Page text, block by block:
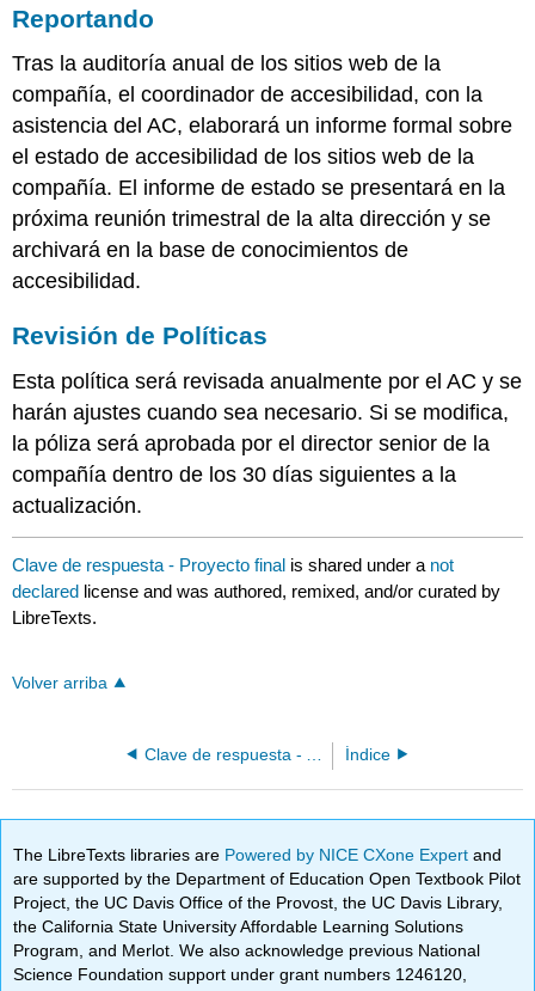
Reportando
Tras la auditoría anual de los sitios web de la
compañía, el coordinador de accesibilidad, con la
asistencia del AC, elaborará un informe formal sobre
el estado de accesibilidad de los sitios web de la
compañía. El informe de estado se presentará en la
próxima reunión trimestral de la alta dirección y se
archivará en la base de conocimientos de
accesibilidad.
Revisión de Políticas
Esta política será revisada anualmente por el AC y se
harán ajustes cuando sea necesario. Si se modifica,
la póliza será aprobada por el director senior de la
compañía dentro de los 30 días siguientes a la
actualización.
Clave de respuesta - Proyecto final is shared under a not
declared license and was authored, remixed, and/or curated by
LibreTexts.
Volver arriba
Índice
The LibreTexts libraries are Powered by NICE CXone Expertand
are supported by the Department of Education Open Textbook Pilot
Project, the UC Davis Office of the Provost, the UC Davis Library,
the California State University Affordable Learning Solutions
Program, and Merlot. We also acknowledge previous National
Science Foundation support under grant numbers 1246120,